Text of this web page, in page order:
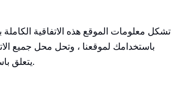
تشكل معلومات الموقع هذه الاتفاقية الكاملة
باستخدامك لموقعنا ، وتحل محل جميع
يتعلق باستخدامك لهذا الموقع.